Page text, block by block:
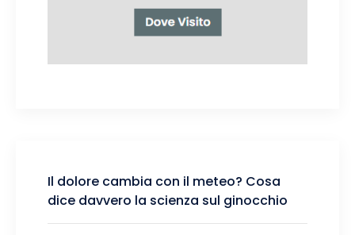
Il dolore cambia con il meteo? Cosa
dice davvero la scienza sul ginocchio